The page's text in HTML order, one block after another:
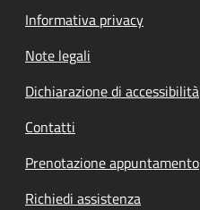
Informativa privacy
Note legali
Dichiarazione di accessibilità
Contatti
Prenotazione appuntamento
Richiedi assistenza